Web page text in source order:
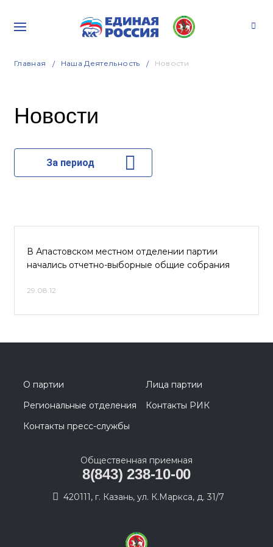
Главная Наша Деятельность Новости
Новости
За период
В Апастовском местном отделении партии
начались отчетно-выборные общие собрания
29.08.12
О партии
Лица партии
Региональные отделения
Контакты РИК
Контакты пресс-службы
Общественная приемная
8(843) 238-10-00
420111, г. Казань, ул. К.Маркса, д. 31/7